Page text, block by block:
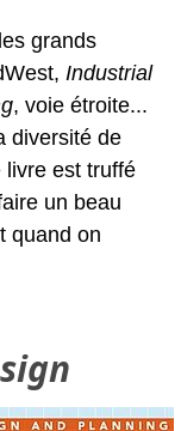
grands
Industrial
, voie étroite...
diversité de
livre est truffé
un beau
quand on